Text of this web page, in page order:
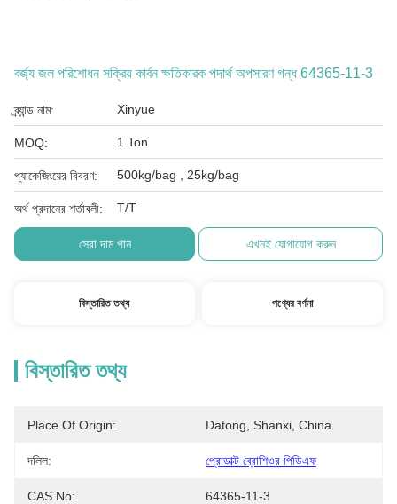
বর্জ্য জল পরিশোধন সক্রিয় কার্বন ক্ষতিকারক পদার্থ অপসারণ গন্ধ 64365-11-3
ব্র্যান্ড নাম: Xinyue
MOQ: 1 Ton
প্যাকেজিংয়ের বিবরণ: 500kg/bag , 25kg/bag
অর্থ প্রদানের শর্তাবলী: T/T
সেরা দাম পান এখনই যোগাযোগ করুন
বিস্তারিত তথ্য পণ্যের বর্ণনা
বিস্তারিত তথ্য
Place Of Origin: Datong, Shanxi, China
দলিল: প্রোডাক্ট ব্রোশিওর পিডিএফ
CAS No: 64365-11-3